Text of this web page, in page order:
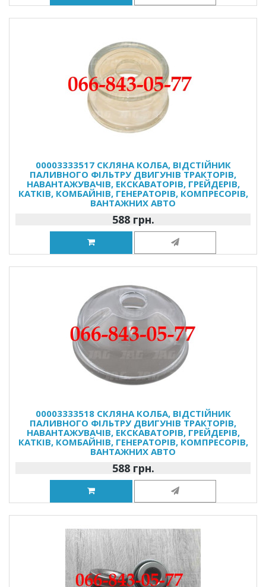
00003333517 СКЛЯНА КОЛБА, ВІДСТІЙНИК
ПАЛИВНОГО ФІЛЬТРУ ДВИГУНІВ ТРАКТОРІВ,
НАВАНТАЖУВАЧІВ, ЕКСКАВАТОРІВ, ГРЕЙДЕРІВ,
КАТКІВ, КОМБАЙНІВ, ГЕНЕРАТОРІВ, КОМПРЕСОРІВ,
ВАНТАЖНИХ АВТО
588 грн.
00003333518 СКЛЯНА КОЛБА, ВІДСТІЙНИК
ПАЛИВНОГО ФІЛЬТРУ ДВИГУНІВ ТРАКТОРІВ,
НАВАНТАЖУВАЧІВ, ЕКСКАВАТОРІВ, ГРЕЙДЕРІВ,
КАТКІВ, КОМБАЙНІВ, ГЕНЕРАТОРІВ, КОМПРЕСОРІВ,
ВАНТАЖНИХ АВТО
588 грн.